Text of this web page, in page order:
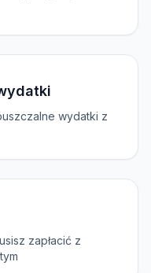
wydatki z
zapłacić z